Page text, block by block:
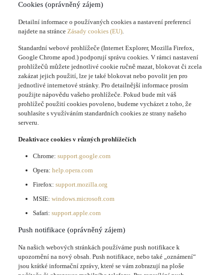
Cookies (oprávněný zájem)
Detailní informace o používaných cookies a nastavení preferencí
najdete na stránce Zásady cookies (EU).
Standardní webové prohlížeče (Internet Explorer, Mozilla Firefox,
Google Chrome apod.) podporují správu cookies. V rámci nastavení
prohlížečů můžete jednotlivé cookie ručně mazat, blokovat či zcela
zakázat jejich použití, lze je také blokovat nebo povolit jen pro
jednotlivé internetové stránky. Pro detailnější informace prosím
použijte nápovědu vašeho prohlížeče. Pokud bude mít váš
prohlížeč použití cookies povoleno, budeme vycházet z toho, že
souhlasíte s využíváním standardních cookies ze strany našeho
serveru.
Deaktivace cookies v různých prohlížečích
Chrome: support.google.com
Opera: help.opera.com
Firefox: support.mozilla.org
MSIE: windows.microsoft.com
Safari: support.apple.com
Push notifikace (oprávněný zájem)
Na našich webových stránkách používáme push notifikace k
upozornění na nový obsah. Push notifikace, nebo také „oznámení“
jsou krátké informační zprávy, které se vám zobrazují na ploše